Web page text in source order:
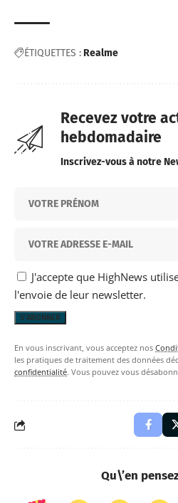
ÉTIQUETTES : Realme
Recevez votre
hebdomadaire
Inscrivez-vous à notre
J'accepte que HighNews
l'envoie de leur newsletter.
En vous inscrivant, vous acceptez nos
les pratiques de traitement des données
confidentialité. Vous pouvez vous
Qu\’en